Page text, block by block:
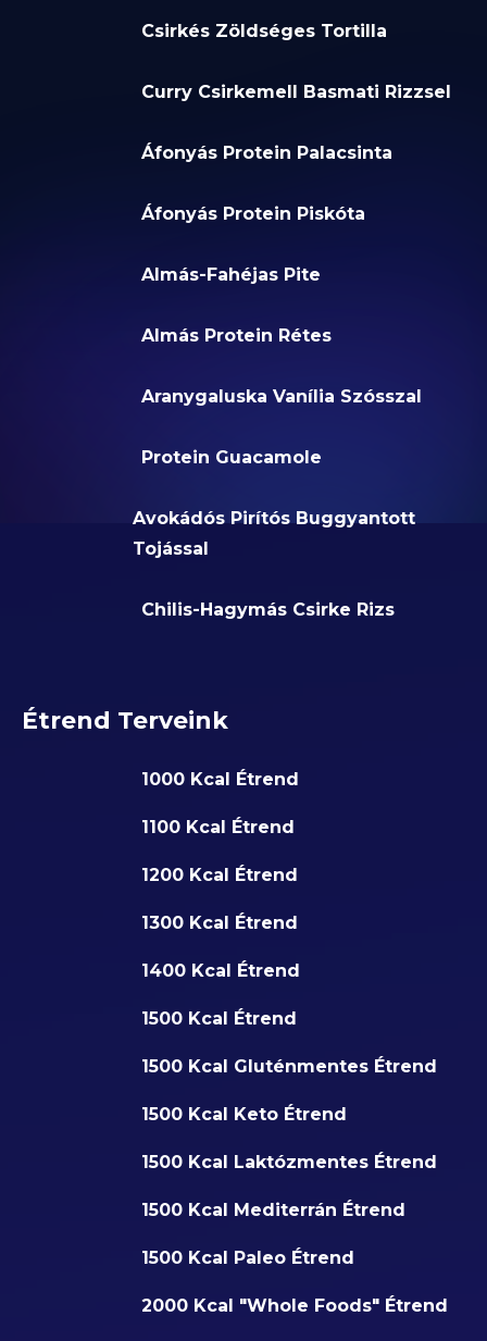
Csirkés Zöldséges Tortilla
Curry Csirkemell Basmati Rizzsel
Áfonyás Protein Palacsinta
Áfonyás Protein Piskóta
Almás-Fahéjas Pite
Almás Protein Rétes
Aranygaluska Vanília Szósszal
Protein Guacamole
Avokádós Pirítós Buggyantott
Tojással
Chilis-Hagymás Csirke Rizs
Étrend Terveink
1000 Kcal Étrend
1100 Kcal Étrend
1200 Kcal Étrend
1300 Kcal Étrend
1400 Kcal Étrend
1500 Kcal Étrend
1500 Kcal Gluténmentes Étrend
1500 Kcal Keto Étrend
1500 Kcal Laktózmentes Étrend
1500 Kcal Mediterrán Étrend
1500 Kcal Paleo Étrend
2000 Kcal "Whole Foods" Étrend